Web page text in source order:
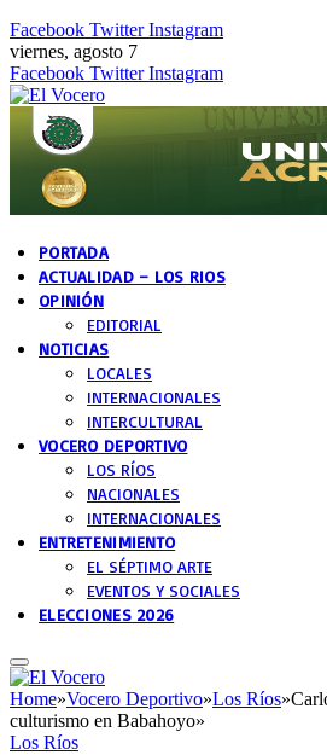
Facebook Twitter Instagram
viernes, agosto 7
Facebook Twitter Instagram
PORTADA
ACTUALIDAD – LOS RIOS
OPINIÓN
EDITORIAL
NOTICIAS
LOCALES
INTERNACIONALES
INTERCULTURAL
VOCERO DEPORTIVO
LOS RÍOS
NACIONALES
INTERNACIONALES
ENTRETENIMIENTO
EL SÉPTIMO ARTE
EVENTOS Y SOCIALES
ELECCIONES 2026
Home»Vocero Deportivo»Los Ríos»
culturismo en Babahoyo»
Los Ríos